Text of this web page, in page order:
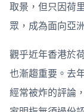
取景，但只因荷
眾，成為面向亞
觀乎近年香港於
也漸趨重要。去
經常被炸的評論